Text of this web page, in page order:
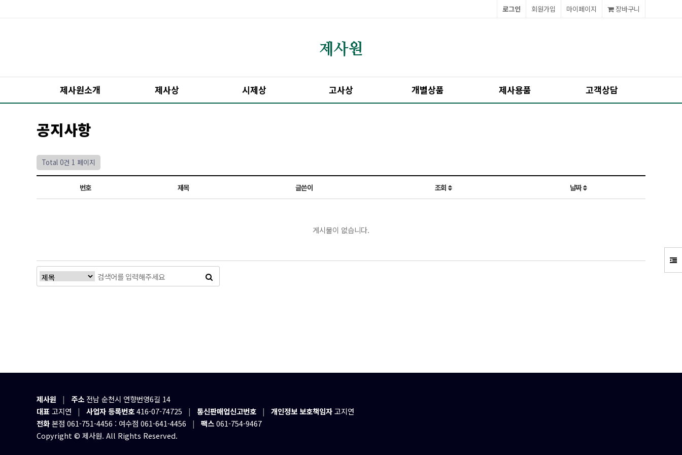
장바구니
마이페이지
회원가입
로그인
제사원소개 제사상 시제상 고사상 개별상품 제사용품 고객상담
공지사항
Total 0건 1 페이지
번호 제목 글쓴이 조회 날짜
게시물이 없습니다.
제사원 | 주소 전남 순천시 연향번영6길 14
대표 고지연 | 사업자 등록번호416-07-74725 | 통신판매업신고번호 | 개인정보 보호책임자고지연
전화본점 061-751-4456 : 여수점 061-641-4456 | 팩스061-754-9467
Copyright © 제사원. All Rights Reserved.